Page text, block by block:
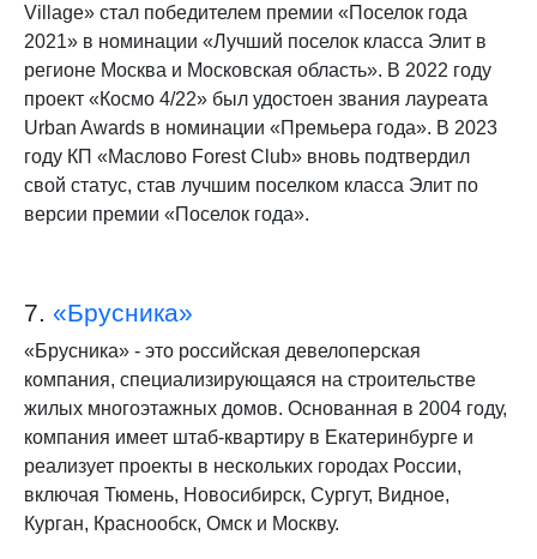
Village» стал победителем премии «Поселок года
2021» в номинации «Лучший поселок класса Элит в
регионе Москва и Московская область». В 2022 году
проект «Космо 4/22» был удостоен звания лауреата
Urban Awards в номинации «Премьера года». В 2023
году КП «Маслово Forest Club» вновь подтвердил
свой статус, став лучшим поселком класса Элит по
версии премии «Поселок года».
7. «Брусника»
«Брусника» - это российская девелоперская
компания, специализирующаяся на строительстве
жилых многоэтажных домов. Основанная в 2004 году,
компания имеет штаб-квартиру в Екатеринбурге и
реализует проекты в нескольких городах России,
включая Тюмень, Новосибирск, Сургут, Видное,
Курган, Краснообск, Омск и Москву.